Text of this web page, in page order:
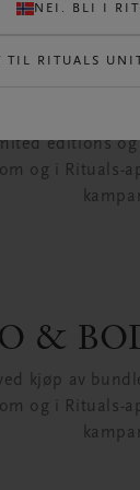
JA.
editions
og i Rituals-
&
kjøp av
og i Rituals-